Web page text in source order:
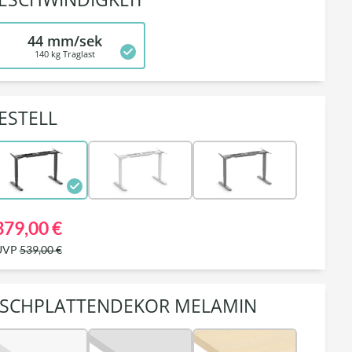
44 mm/sek
140 kg Traglast
€
539,00 €
MELAMIN